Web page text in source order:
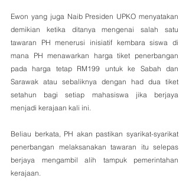
Ewon yang juga Naib Presiden UPKO menyatakan
demikian ketika ditanya mengenai salah satu
tawaran PH menerusi inisiatif kembara siswa di
mana PH menawarkan harga tiket penerbangan
pada harga tetap RM199 untuk ke Sabah dan
Sarawak atau sebaliknya dengan had dua tiket
setahun bagi setiap mahasiswa jika berjaya
menjadi kerajaan kali ini.
Beliau berkata, PH akan pastikan syarikat-syarikat
penerbangan melaksanakan tawaran itu selepas
berjaya mengambil alih tampuk pemerintahan
kerajaan.